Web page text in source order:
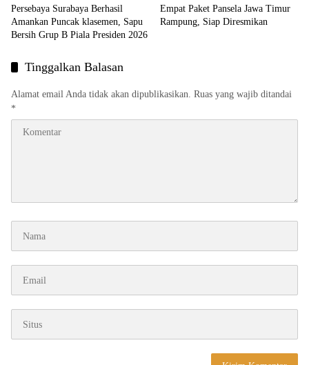
Persebaya Surabaya Berhasil
Amankan Puncak klasemen, Sapu
Bersih Grup B Piala Presiden 2026
Empat Paket Pansela Jawa Timur
Rampung, Siap Diresmikan
Tinggalkan Balasan
Alamat email Anda tidak akan dipublikasikan. Ruas yang wajib ditandai
*